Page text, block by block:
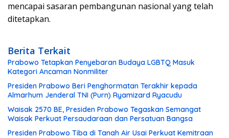
mencapai sasaran pembangunan nasional yang telah
ditetapkan.
Berita Terkait
Prabowo Tetapkan Penyebaran Budaya LGBTQ Masuk
Kategori Ancaman Nonmiliter
Presiden Prabowo Beri Penghormatan Terakhir kepada
Almarhum Jenderal TNI (Purn) Ryamizard Ryacudu
Waisak 2570 BE, Presiden Prabowo Tegaskan Semangat
Waisak Perkuat Persaudaraan dan Persatuan Bangsa
Presiden Prabowo Tiba di Tanah Air Usai Perkuat Kemitraan